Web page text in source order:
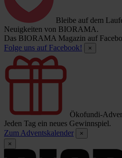
Bleibe auf dem
Neuigkeiten von BIORAMA.
Das BIORAMA Magazin auf
Folge uns auf Facebook!
×
Ökofundi-
Jeden Tag ein neues Gewinnspiel.
Zum Adventskalender
×
×